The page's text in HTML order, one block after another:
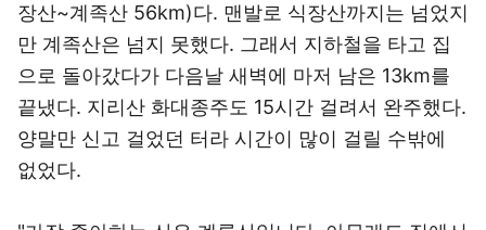
장산~계족산 56km)다. 맨발로 식장산까지는 넘었지
만 계족산은 넘지 못했다. 그래서 지하철을 타고 집
으로 돌아갔다가 다음날 새벽에 마저 남은 13km를
끝냈다. 지리산 화대종주도 15시간 걸려서 완주했다.
양말만 신고 걸었던 터라 시간이 많이 걸릴 수밖에
없었다.